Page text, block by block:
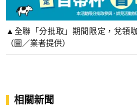
▲全聯「分批取」期間限定，兌領
（圖／業者提供）
相關新聞